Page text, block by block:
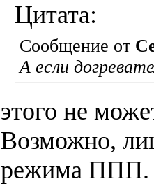
Цитата:
Сообщение от
А если
этого не
Возможно,
режима ППП.